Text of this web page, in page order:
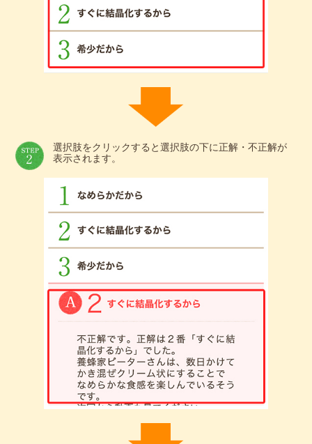
選択肢をクリックすると選択肢の下に正解・不正解が
表示されます。